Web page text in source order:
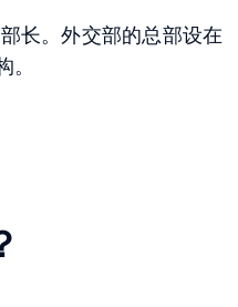
长。外交部的总部设在